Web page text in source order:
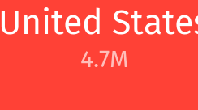
United
4.7M